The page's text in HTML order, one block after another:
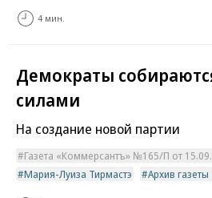
4 мин.
Демократы
силами
На создание новой партии
Газета «Коммерсантъ» №165/П от
Мария-Луиза Тирмастэ
Архив